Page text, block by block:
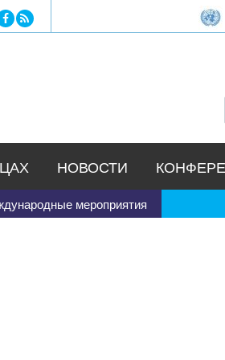
to navigation
мероприятия
НОВОСТИ